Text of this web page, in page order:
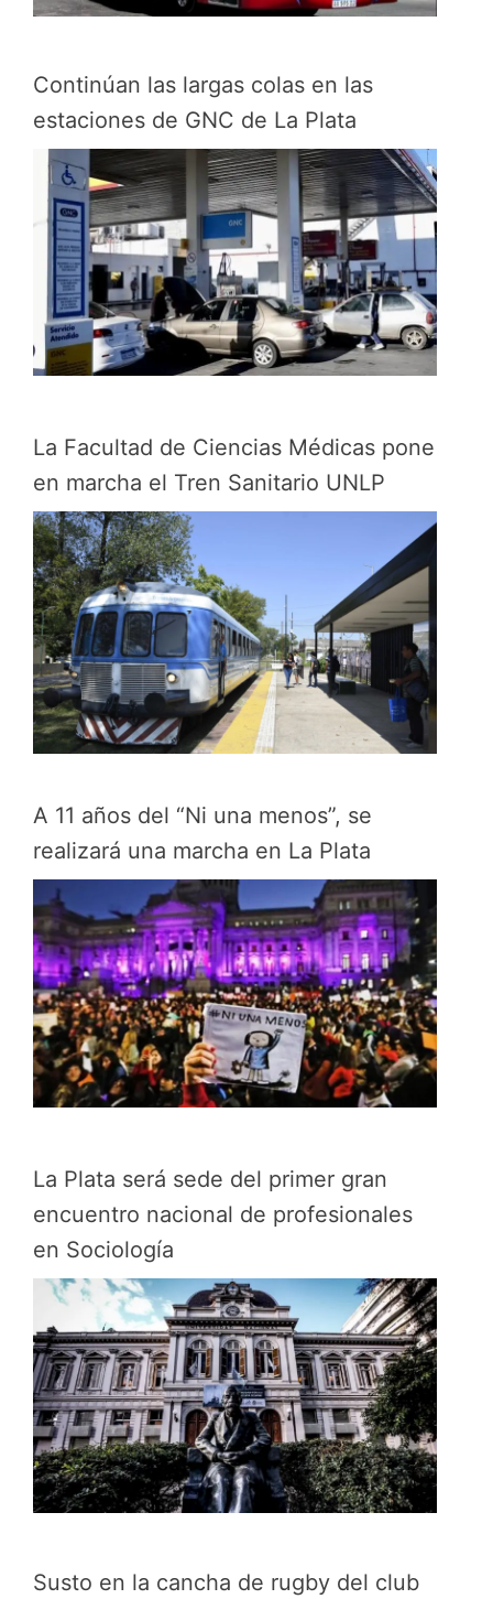
Continúan las largas colas en las
estaciones de GNC de La Plata
La Facultad de Ciencias Médicas pone
en marcha el Tren Sanitario UNLP
A 11 años del “Ni una menos”, se
realizará una marcha en La Plata
La Plata será sede del primer gran
encuentro nacional de profesionales
en Sociología
Susto en la cancha de rugby del club